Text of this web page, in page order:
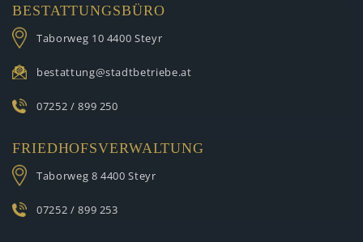
BESTATTUNGSBÜRO
Taborweg 10 4400 Steyr
bestattung@stadtbetriebe.at
07252 / 899 250
FRIEDHOFSVERWALTUNG
Taborweg 8 4400 Steyr
07252 / 899 253